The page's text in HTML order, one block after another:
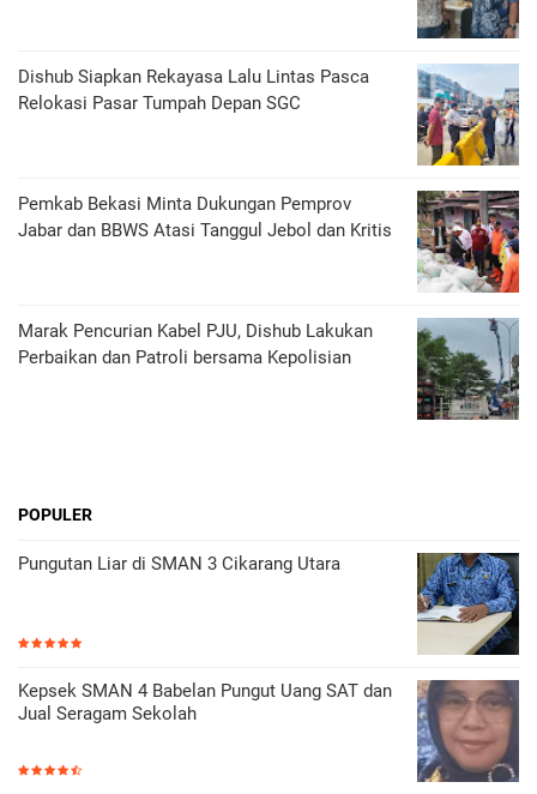
Dishub Siapkan Rekayasa Lalu Lintas Pasca
Relokasi Pasar Tumpah Depan SGC
Pemkab Bekasi Minta Dukungan Pemprov
Jabar dan BBWS Atasi Tanggul Jebol dan Kritis
Marak Pencurian Kabel PJU, Dishub Lakukan
Perbaikan dan Patroli bersama Kepolisian
POPULER
Pungutan Liar di SMAN 3 Cikarang Utara
Kepsek SMAN 4 Babelan Pungut Uang SAT dan
Jual Seragam Sekolah